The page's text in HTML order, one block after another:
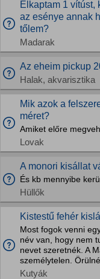
Elkaptam 1 vítúst,
az esénye annak
tőlem?
Madarak
Az eheim pickup
Halak, akvarisztika
Mik azok a
méret?
Amiket előre
Lovak
A monori kisállat
És kb mennyibe
Hüllők
Kistestű fehér
Most fogok venni
név van, hogy nem
nevet szeretnék. A
személytelen.
Kutyák